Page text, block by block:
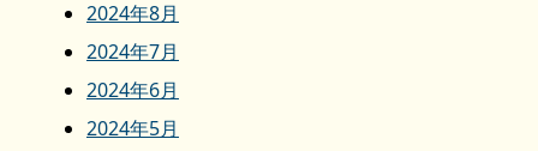
2024年8月
2024年7月
2024年6月
2024年5月